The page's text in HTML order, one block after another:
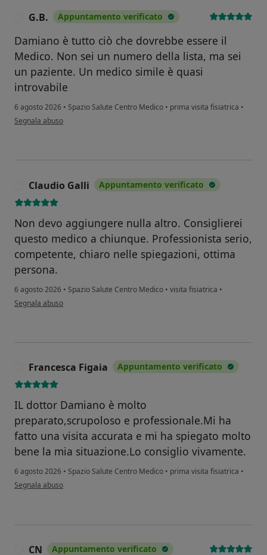
G.B. Appuntamento verificato
Damiano è tutto ciò che dovrebbe essere il
Medico. Non sei un numero della lista, ma sei
un paziente. Un medico simile è quasi
introvabile
6 agosto 2026 • Spazio Salute Centro Medico • prima visita fisiatrica •
secondo l'opinione dell'utente G.B.
Segnala abuso
Claudio Galli Appuntamento verificato
Non devo aggiungere nulla altro. Consiglierei
questo medico a chiunque. Professionista serio,
competente, chiaro nelle spiegazioni, ottima
persona.
6 agosto 2026 • Spazio Salute Centro Medico • visita fisiatrica •
secondo l'opinione dell'utente Claudio Galli
Segnala abuso
Francesca Figaia Appuntamento verificato
IL dottor Damiano è molto
preparato,scrupoloso e professionale.Mi ha
fatto una visita accurata e mi ha spiegato molto
bene la mia situazione.Lo consiglio vivamente.
6 agosto 2026 • Spazio Salute Centro Medico • prima visita fisiatrica •
secondo l'opinione dell'utente Francesca Figaia
Segnala abuso
CN Appuntamento verificato